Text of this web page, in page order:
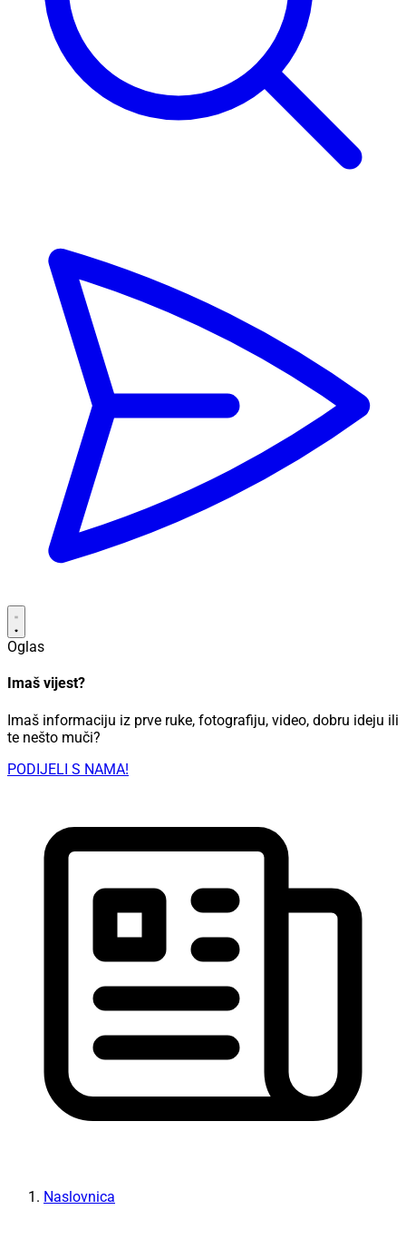
Oglas
Imaš vijest?
Imaš informaciju iz prve ruke, fotografiju, video, dobru ideju ili
te nešto muči?
PODIJELI S NAMA!
Naslovnica